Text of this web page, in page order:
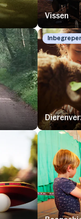
Vissen